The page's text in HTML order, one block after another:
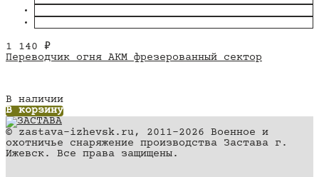
1 140 ₽
Переводчик огня АКМ фрезерованный сектор
В наличии
В корзину
© zastava-izhevsk.ru, 2011–2026 Военное и
охотничье снаряжение производства Застава г.
Ижевск. Все права защищены.